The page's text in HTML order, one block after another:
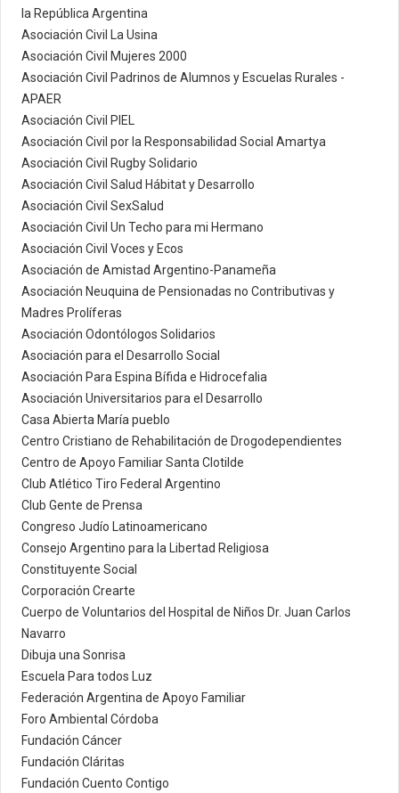
la República Argentina
Asociación Civil La Usina
Asociación Civil Mujeres 2000
Asociación Civil Padrinos de Alumnos y Escuelas Rurales -
APAER
Asociación Civil PIEL
Asociación Civil por la Responsabilidad Social Amartya
Asociación Civil Rugby Solidario
Asociación Civil Salud Hábitat y Desarrollo
Asociación Civil SexSalud
Asociación Civil Un Techo para mi Hermano
Asociación Civil Voces y Ecos
Asociación de Amistad Argentino-Panameña
Asociación Neuquina de Pensionadas no Contributivas y
Madres Prolíferas
Asociación Odontólogos Solidarios
Asociación para el Desarrollo Social
Asociación Para Espina Bífida e Hidrocefalia
Asociación Universitarios para el Desarrollo
Casa Abierta María pueblo
Centro Cristiano de Rehabilitación de Drogodependientes
Centro de Apoyo Familiar Santa Clotilde
Club Atlético Tiro Federal Argentino
Club Gente de Prensa
Congreso Judío Latinoamericano
Consejo Argentino para la Libertad Religiosa
Constituyente Social
Corporación Crearte
Cuerpo de Voluntarios del Hospital de Niños Dr. Juan Carlos
Navarro
Dibuja una Sonrisa
Escuela Para todos Luz
Federación Argentina de Apoyo Familiar
Foro Ambiental Córdoba
Fundación Cáncer
Fundación Cláritas
Fundación Cuento Contigo